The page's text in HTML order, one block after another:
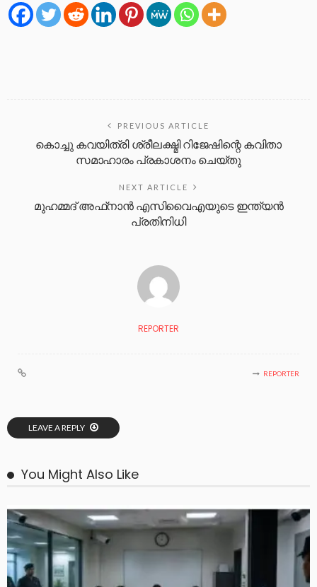
PREVIOUS ARTICLE
കൊച്ചു കവയിത്രി ശ്രീലക്ഷ്മി റിജേഷിന്റെ കവിതാ
സമാഹാരം പ്രകാശനം ചെയ്തു
NEXT ARTICLE
മുഹമ്മദ് അഫ്‌നാന്‍ എസിവൈഎയുടെ ഇന്ത്യന്‍
പ്രതിനിധി
REPORTER
REPORTER
LEAVE A REPLY
You Might Also Like